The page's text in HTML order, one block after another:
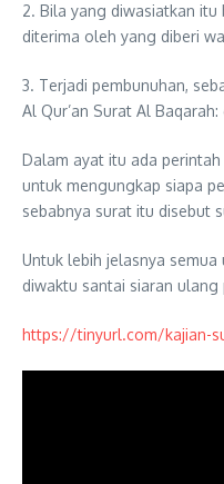
2. Bila yang diwasiatkan
diterima oleh yang diberi
3. Terjadi pembunuhan,
Al Qur’an Surat Al Baqarah:
Dalam ayat itu ada
untuk mengungkap siapa
sebabnya surat itu disebut
Untuk lebih jelasnya
diwaktu santai siaran ulang
https://tinyurl.com/kajian-